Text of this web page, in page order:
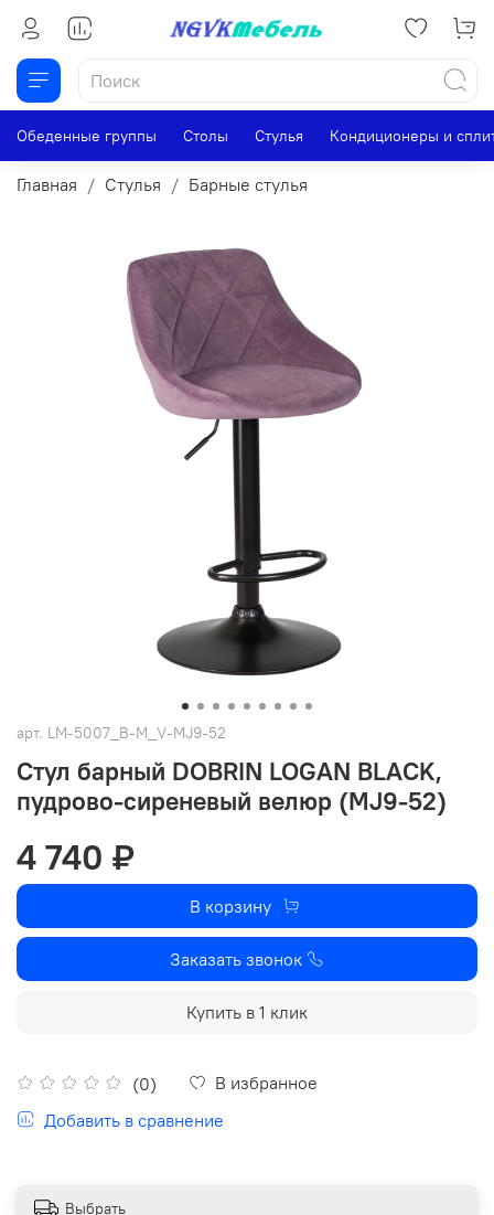
Обеденные группы Столы Стулья Кондиционеры и
Главная Стулья Барные стулья
арт. LM-5007_B-M_V-MJ9-52
Стул барный DOBRIN LOGAN BLACK,
пудрово-сиреневый велюр (MJ9-52)
(0)
В избранное
Добавить в сравнение
4 740 ₽
В корзину
Заказать звонок
Купить в 1 клик
Выбрать